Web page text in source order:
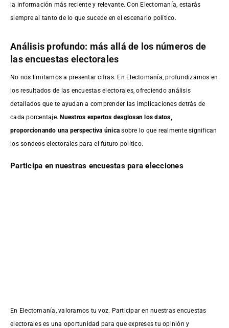
la información más reciente y relevante. Con Electomanía, estarás
siempre al tanto de lo que sucede en el escenario político.
Análisis profundo: más allá de los números de
las encuestas electorales
No nos limitamos a presentar cifras. En Electomanía, profundizamos en
los resultados de las encuestas electorales, ofreciendo análisis
detallados que te ayudan a comprender las implicaciones detrás de
cada porcentaje. Nuestros expertos desglosan los datos,
proporcionando una perspectiva única sobre lo que realmente significan
los sondeos electorales para el futuro político.
Participa en nuestras encuestas para elecciones
En Electomanía, valoramos tu voz. Participar en nuestras encuestas
electorales es una oportunidad para que expreses tu opinión y